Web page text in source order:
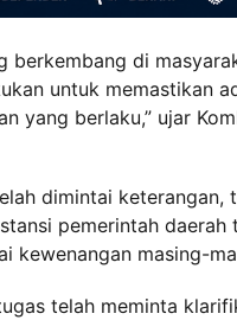
berkembang di
untuk memastikan
yang berlaku,” ujar
dimintai keterangan,
pemerintah
kewenangan masing-
telah meminta